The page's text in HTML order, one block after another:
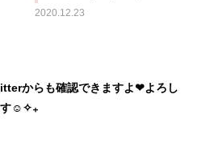
2020.12.23
からも確認できますよ❤︎よろし
す☺︎✧₊